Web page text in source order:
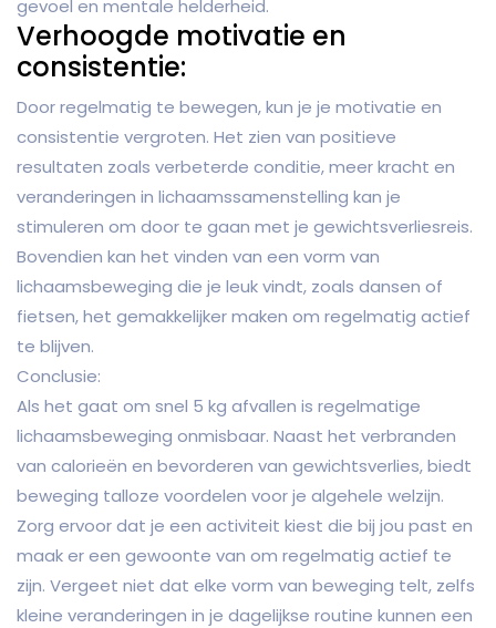
gevoel en mentale helderheid.
Verhoogde motivatie en
consistentie:
Door regelmatig te bewegen, kun je je motivatie en
consistentie vergroten. Het zien van positieve
resultaten zoals verbeterde conditie, meer kracht en
veranderingen in lichaamssamenstelling kan je
stimuleren om door te gaan met je gewichtsverliesreis.
Bovendien kan het vinden van een vorm van
lichaamsbeweging die je leuk vindt, zoals dansen of
fietsen, het gemakkelijker maken om regelmatig actief
te blijven.
Conclusie:
Als het gaat om snel 5 kg afvallen is regelmatige
lichaamsbeweging onmisbaar. Naast het verbranden
van calorieën en bevorderen van gewichtsverlies, biedt
beweging talloze voordelen voor je algehele welzijn.
Zorg ervoor dat je een activiteit kiest die bij jou past en
maak er een gewoonte van om regelmatig actief te
zijn. Vergeet niet dat elke vorm van beweging telt, zelfs
kleine veranderingen in je dagelijkse routine kunnen een